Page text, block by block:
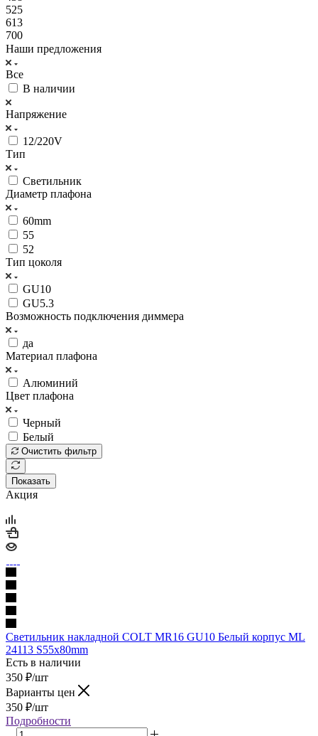
525
613
700
Наши предложения
Все
В наличии
Напряжение
12/220V
Тип
Светильник
Диаметр плафона
60mm
55
52
Тип цоколя
GU10
GU5.3
Возможность подключения диммера
да
Материал плафона
Алюминий
Цвет плафона
Черный
Белый
Очистить фильтр
Показать
Акция
Светильник накладной COLT MR16 GU10 Белый корпус ML
24113 S55x80mm
Есть в наличии
350 ₽/шт
Варианты цен
350 ₽/шт
Подробности